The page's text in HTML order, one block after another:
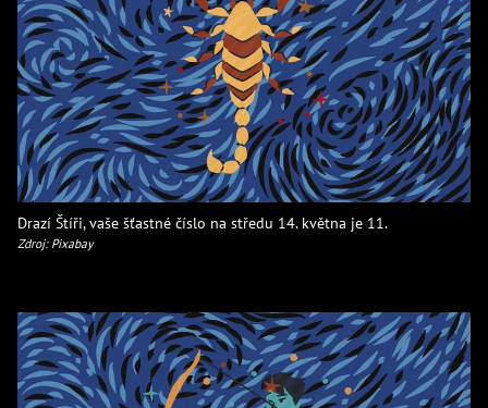
Drazí Štíři, vaše šťastné číslo na středu 14. května je 11.
Zdroj: Pixabay